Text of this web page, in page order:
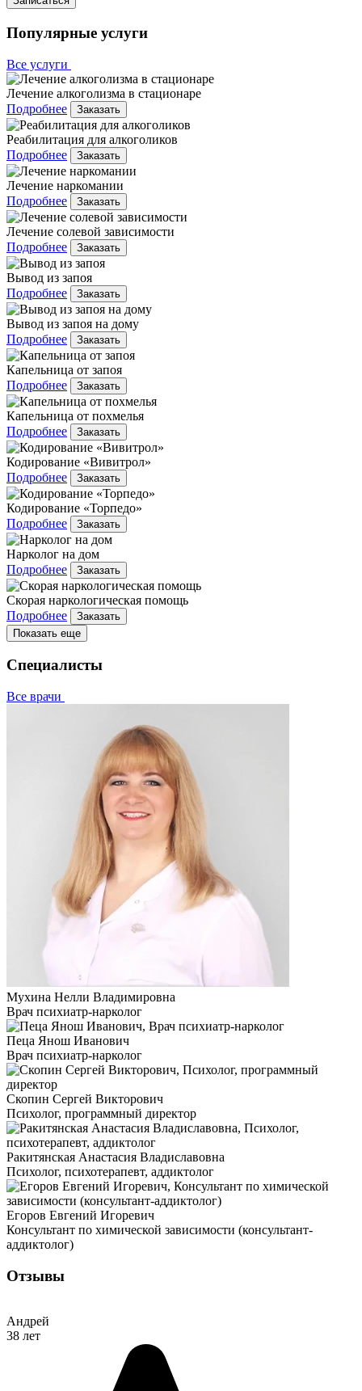
Популярные услуги
Все услуги
Лечение алкоголизма в стационаре
Подробнее
Заказать
Реабилитация для алкоголиков
Подробнее
Заказать
Лечение наркомании
Подробнее
Заказать
Лечение солевой зависимости
Подробнее
Заказать
Вывод из запоя
Подробнее
Заказать
Вывод из запоя на дому
Подробнее
Заказать
Капельница от запоя
Подробнее
Заказать
Капельница от похмелья
Подробнее
Заказать
Кодирование «Вивитрол»
Подробнее
Заказать
Кодирование «Торпедо»
Подробнее
Заказать
Нарколог на дом
Подробнее
Заказать
Скорая наркологическая помощь
Подробнее
Заказать
Показать еще
Специалисты
Все врачи
Мухина Нелли Владимировна
Врач психиатр-нарколог
Пеца Янош Иванович
Врач психиатр-нарколог
Скопин Сергей Викторович
Психолог, программный директор
Ракитянская Анастасия Владиславовна
Психолог, психотерапевт, аддиктолог
Егоров Евгений Игоревич
Консультант по химической зависимости (консультант-
аддиктолог)
Отзывы
Андрей
38 лет